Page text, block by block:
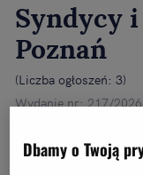
Syndycy
Poznań
(Liczba ogłoszeń: 3)
Wydanie nr: 217/
Wszystkie kategorie
Dbamy o Twoją